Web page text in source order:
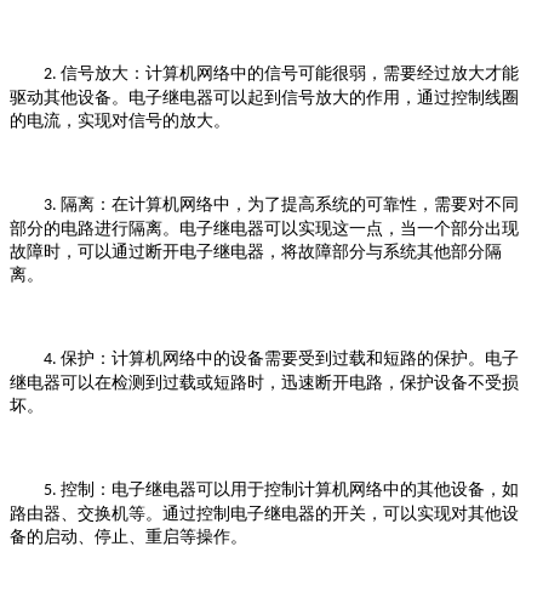
2. 信号放大：计算机网络中的信号可能很弱，需要经过放大才能
驱动其他设备。电子继电器可以起到信号放大的作用，通过控制线圈
的电流，实现对信号的放大。
3. 隔离：在计算机网络中，为了提高系统的可靠性，需要对不同
部分的电路进行隔离。电子继电器可以实现这一点，当一个部分出现
故障时，可以通过断开电子继电器，将故障部分与系统其他部分隔
离。
4. 保护：计算机网络中的设备需要受到过载和短路的保护。电子
继电器可以在检测到过载或短路时，迅速断开电路，保护设备不受损
坏。
5. 控制：电子继电器可以用于控制计算机网络中的其他设备，如
路由器、交换机等。通过控制电子继电器的开关，可以实现对其他设
备的启动、停止、重启等操作。